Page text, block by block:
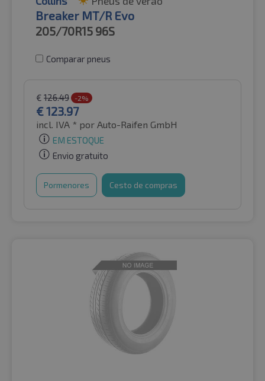
Breaker MT/R Evo
205/70R15 96S
Comparar pneus
€ 126.49 -2%
€123.97
incl. IVA * por Auto-Raifen GmbH
EM ESTOQUE
Envio gratuito
Pormenores Cesto de compras